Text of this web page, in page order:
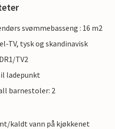
svømmebasseng : 16 m2
TV, tysk og skandinavisk
TV2
ladepunkt
barnestoler: 2
kaldt vann på kjøkkenet